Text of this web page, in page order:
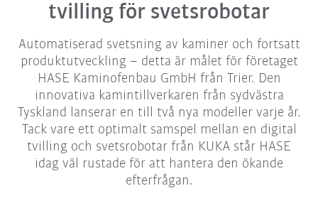
tvilling för svetsrobotar
Automatiserad svetsning av kaminer och fortsatt
produktutveckling – detta är målet för företaget
HASE Kaminofenbau GmbH från Trier. Den
innovativa kamintillverkaren från sydvästra
Tyskland lanserar en till två nya modeller varje år.
Tack vare ett optimalt samspel mellan en digital
tvilling och svetsrobotar från KUKA står HASE
idag väl rustade för att hantera den ökande
efterfrågan.